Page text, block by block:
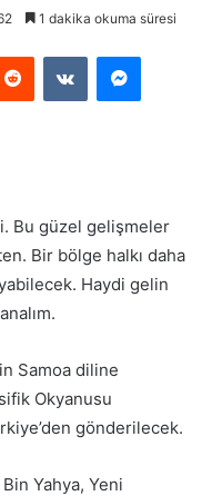
1 dakika okuma süresi
Reddit VKontakte
Bu güzel gelişmeler
Bir bölge halkı daha
Haydi gelin
Samoa diline
Okyanusu
gönderilecek.
Yahya, Yeni